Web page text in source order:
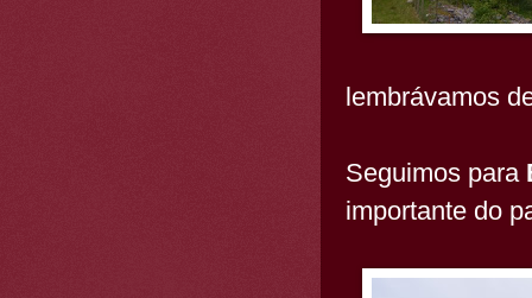
lembrávamos
Seguimos para
importante do